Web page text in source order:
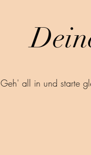
Geh' all in und starte